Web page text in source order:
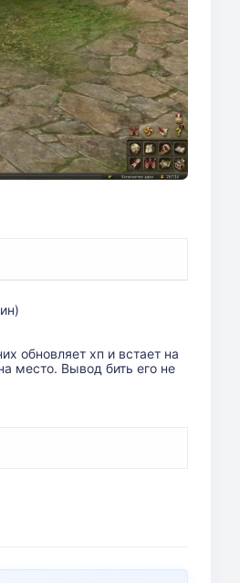
обновляет хп и встает на
место. Вывод бить его не